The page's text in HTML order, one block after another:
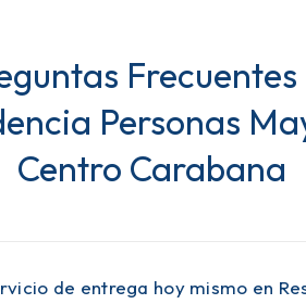
Frecuentes
Personas
Centro Carabana
de entrega hoy mismo en